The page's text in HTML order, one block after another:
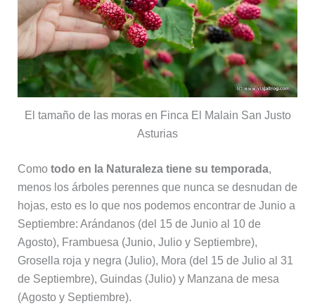
El tamaño de las moras en Finca El Malain San Justo
Asturias
Como todo en la Naturaleza tiene su temporada,
menos los árboles perennes que nunca se desnudan de
hojas, esto es lo que nos podemos encontrar de Junio a
Septiembre: Arándanos (del 15 de Junio al 10 de
Agosto), Frambuesa (Junio, Julio y Septiembre),
Grosella roja y negra (Julio), Mora (del 15 de Julio al 31
de Septiembre), Guindas (Julio) y Manzana de mesa
(Agosto y Septiembre).